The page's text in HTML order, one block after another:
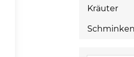
Kräuter
Schminken